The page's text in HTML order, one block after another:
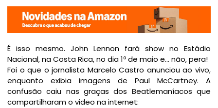
É isso mesmo. John Lennon fará show no Estádio
Nacional, na Costa Rica, no dia 1º de maio e… não, pera!
Foi o que o jornalista Marcelo Castro anunciou ao vivo,
enquanto exibia imagens de Paul McCartney. A
confusão caiu nas graças dos Beatlemaníacos que
compartilharam o video na internet: